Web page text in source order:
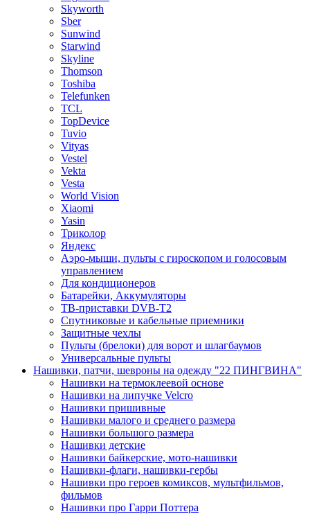
Skyworth
Sber
Sunwind
Starwind
Skyline
Thomson
Toshiba
Telefunken
TCL
TopDevice
Tuvio
Vityas
Vestel
Vekta
Vesta
World Vision
Xiaomi
Yasin
Триколор
Яндекс
Аэро-мыши, пульты с гироскопом и голосовым
управлением
Для кондиционеров
Батарейки, Аккумуляторы
ТВ-приставки DVB-T2
Спутниковые и кабельные приемники
Защитные чехлы
Пульты (брелоки) для ворот и шлагбаумов
Универсальные пульты
Нашивки, патчи, шевроны на одежду "22 ПИНГВИНА"
Нашивки на термоклеевой основе
Нашивки на липучке Velcro
Нашивки пришивные
Нашивки малого и среднего размера
Нашивки большого размера
Нашивки детские
Нашивки байкерские, мото-нашивки
Нашивки-флаги, нашивки-гербы
Нашивки про героев комиксов, мультфильмов,
фильмов
Нашивки про Гарри Поттера